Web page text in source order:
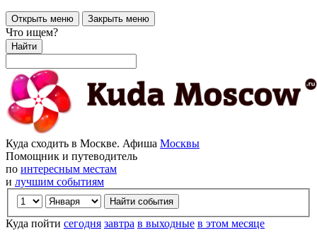
Открыть меню Закрыть меню
Что ищем?
Найти
Куда сходить в Москве. Афиша Москвы
Помощник и путеводитель
по интересным местам
и лучшим событиям
Куда пойти сегодня завтра в выходные в этом месяце